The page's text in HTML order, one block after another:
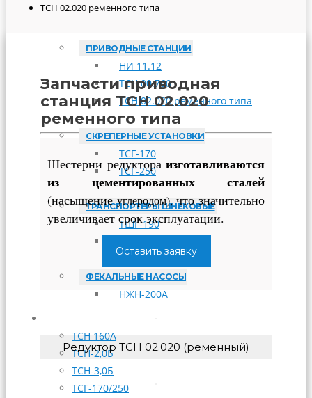
ТСН-3,0Б
ПРИВОДНЫЕ СТАНЦИИ
НИ 11.12
ТСН 00.760
ТСН 02.020 ременного типа
СКРЕПЕРНЫЕ УСТАНОВКИ
ТСГ-170
ТСГ-250
ТРАНСПОРТЕРЫ ШНЕКОВЫЕ
ТШГ-190
ФЕКАЛЬНЫЕ НАСОСЫ
НЖН-200А
ТСН 160А
ТСН-2,0Б
ТСН-3,0Б
ТСГ-170/250
ТСН 02.020 ременного типа
Запчасти приводная
станция ТСН 02.020
ременного типа
Шестерни редуктора изготавливаются
из цементированных сталей
(насыщениеуглеродом),что значительно
увеличивает срок эксплуатации.
Оставить заявку
Редуктор ТСН 02.020 (ременный)